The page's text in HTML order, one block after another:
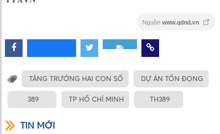
Nguồn www.qdnd.vn
TĂNG TRƯỞNG HAI CON SỐ DỰ ÁN TỒN ĐỌNG
389 TP HỒ CHÍ MINH TH389
TIN MỚI